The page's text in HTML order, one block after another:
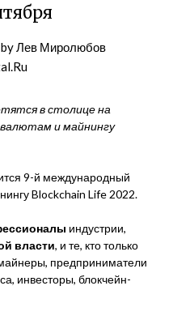
byЛев Миролюбов
в столице на
и майнингу
9-й международный
Blockchain Life 2022.
индустрии,
власти, и те, кто только
предприниматели
инвесторы, блокчейн-